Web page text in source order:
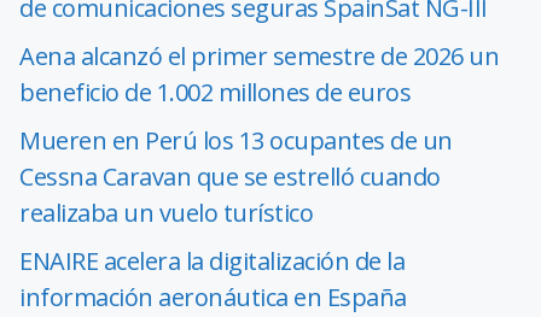
de comunicaciones seguras SpainSat NG-III
Aena alcanzó el primer semestre de 2026 un
beneficio de 1.002 millones de euros
Mueren en Perú los 13 ocupantes de un
Cessna Caravan que se estrelló cuando
realizaba un vuelo turístico
ENAIRE acelera la digitalización de la
información aeronáutica en España